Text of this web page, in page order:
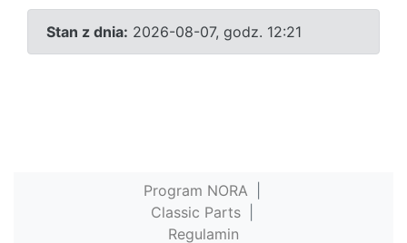
Stan z dnia: 2026-08-07, godz. 12:21
Program NORA
Classic Parts
Regulamin